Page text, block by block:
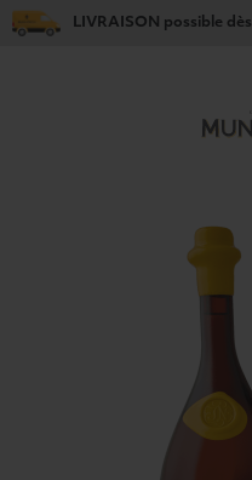
LIVRAISON possible dès